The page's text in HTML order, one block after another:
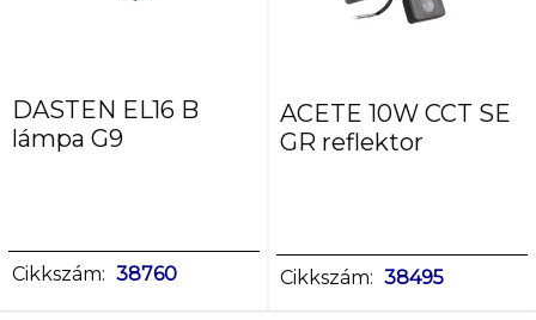
DASTEN EL16 B
lámpa G9
Cikkszám: 38760
ACETE 10W CCT SE
GR reflektor
Cikkszám: 38495